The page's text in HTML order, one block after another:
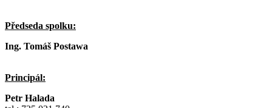
Předseda spolku:
Ing. Tomáš Postawa
Principál:
Petr Halada